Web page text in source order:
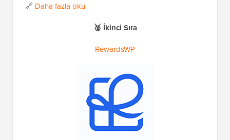
🔗 Daha fazla oku
🥈 İkinci Sıra
RewardsWP